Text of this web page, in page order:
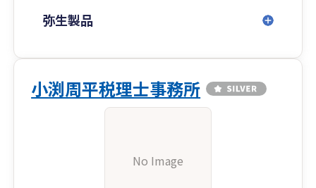
弥生製品
小渕周平税理士事務所
No Image